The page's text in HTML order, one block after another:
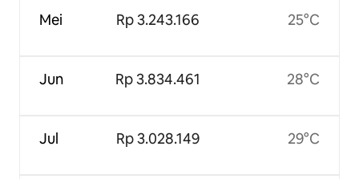
Mei
Jun
Jul
Rp 3.243.166
Rp 3.834.461
Rp 3.028.149
25°C
28°C
29°C